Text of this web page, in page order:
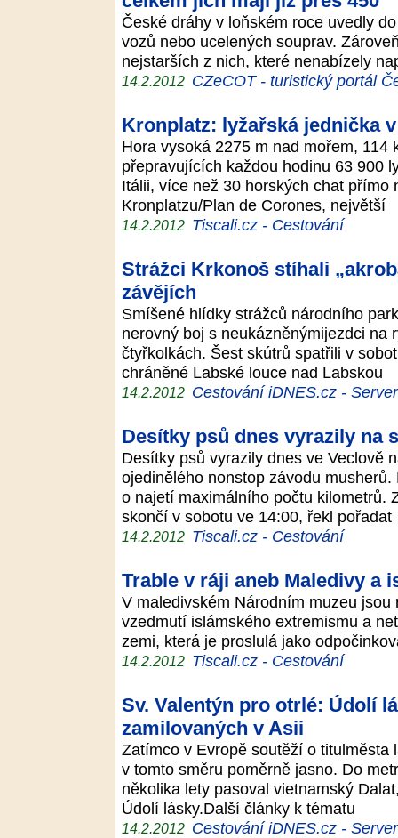
České dráhy v loňském roce uvedly
vozů nebo ucelených souprav.
nejstarších z nich, které nenabízely
14.2.2012 CZeCOT - turistický portál
Kronplatz: lyžařská jednička
Hora vysoká 2275 m nad mořem,
přepravujících každou hodinu 63 900
Itálii, více než 30 horských chat přímo
Kronplatzu/Plan de Corones, největší
14.2.2012 Tiscali.cz - Cestování
Strážci Krkonoš stíhali
závějích
Smíšené hlídky strážců národního
nerovný boj s neukázněnýmijezdci na
čtyřkolkách. Šest skútrů spatřili v
chráněné Labské louce nad Labskou
14.2.2012 Cestování iDNES.cz -
Desítky psů dnes vyrazily na
Desítky psů vyrazily dnes ve Veclově
ojedinělého nonstop závodu
o najetí maximálního počtu kilometrů.
skončí v sobotu ve 14:00, řekl
14.2.2012 Tiscali.cz - Cestování
Trable v ráji aneb Maledivy a
V maledivském Národním muzeu
vzedmutí islámského extremismu a
zemi, která je proslulá jako
14.2.2012 Tiscali.cz - Cestování
Sv. Valentýn pro otrlé: Údolí
zamilovaných v Asii
Zatímco v Evropě soutěží o
v tomto směru poměrně jasno. Do
několika lety pasoval vietnamský
Údolí lásky.Další články k tématu
14.2.2012 Cestování iDNES.cz -